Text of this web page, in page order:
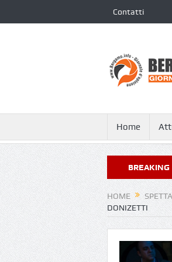
Contatti
Home
BREAKING
NEWS
Giovanni XXIII nella classifica dei 250
HOME
DONIZETTI